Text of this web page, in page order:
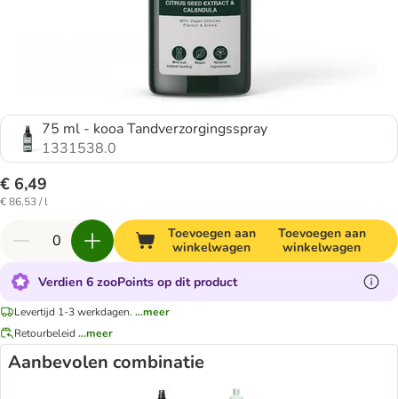
75 ml - kooa Tandverzorgingsspray
1331538.0
€ 6,49
€ 86,53 / l
Toevoegen aan
winkelwagen
Toevoegen aan
winkelwagen
Verdien 6 zooPoints op dit product
Levertijd 1-3 werkdagen. ...meer
Retourbeleid ...meer
Aanbevolen combinatie